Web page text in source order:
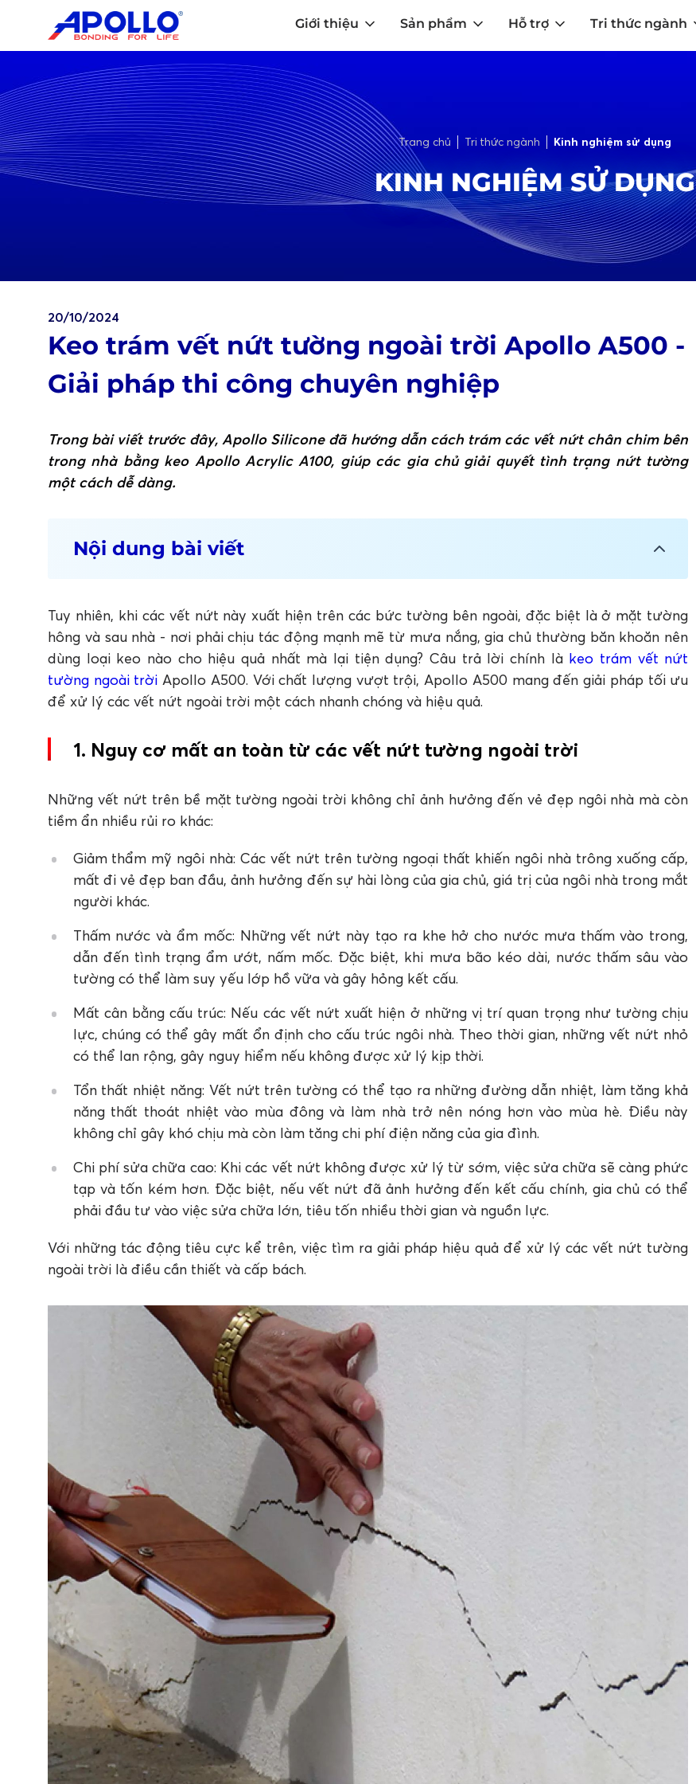
Giới thiệu Sản phẩm Hỗ trợ Tri thức ngành
Trang chủ Tri thức ngành Kinh nghiệm sử dụng
KINH NGHIỆM SỬ DỤNG
20/10/2024
Keo trám vết nứt tường ngoài trời Apollo A500 -
Giải pháp thi công chuyên nghiệp
Trong bài viết trước đây, Apollo Silicone đã hướng dẫn cách trám các vết nứt chân chim bên
trong nhà bằng keo Apollo Acrylic A100, giúp các gia chủ giải quyết tình trạng nứt tường
một cách dễ dàng.
Nội dung bài viết
1. Nguy cơ mất an toàn từ các vết nứt tường ngoài trời
3. Ưu điểm của Apollo A500 trong ứng dụng chống thấm ngoài trời
4. Kết luận
FAQ: Câu hỏi thường gặp về keo trám vết nứt tường ngoài trời
1. Keo trám vết nứt tường ngoài trời có thực sự cần thiết không?
2. Vì sao Apollo A500 được xem là lựa chọn tốt khi xử lý vết nứt tường ngoài trời?
4. Các bước thi công keo trám vết nứt tường ngoài trời bằng Apollo A500 gồm những gì?
5. Keo silicone chịu lực có quan trọng trong xử lý nứt tường không?
Tuy nhiên, khi các vết nứt này xuất hiện trên các bức tường bên ngoài, đặc biệt là ở mặt tường
hông và sau nhà - nơi phải chịu tác động mạnh mẽ từ mưa nắng, gia chủ thường băn khoăn nên
dùng loại keo nào cho hiệu quả nhất mà lại tiện dụng? Câu trả lời chính là keo trám vết nứt
tường ngoài trời Apollo A500. Với chất lượng vượt trội, Apollo A500 mang đến giải pháp tối ưu
để xử lý các vết nứt ngoài trời một cách nhanh chóng và hiệu quả.
1. Nguy cơ mất an toàn từ các vết nứt tường ngoài trời
Những vết nứt trên bề mặt tường ngoài trời không chỉ ảnh hưởng đến vẻ đẹp ngôi nhà mà còn
tiềm ẩn nhiều rủi ro khác:
Giảm thẩm mỹ ngôi nhà: Các vết nứt trên tường ngoại thất khiến ngôi nhà trông xuống cấp,
mất đi vẻ đẹp ban đầu, ảnh hưởng đến sự hài lòng của gia chủ, giá trị của ngôi nhà trong mắt
người khác.
Thấm nước và ẩm mốc: Những vết nứt này tạo ra khe hở cho nước mưa thấm vào trong,
dẫn đến tình trạng ẩm ướt, nấm mốc. Đặc biệt, khi mưa bão kéo dài, nước thấm sâu vào
tường có thể làm suy yếu lớp hồ vữa và gây hỏng kết cấu​.
Mất cân bằng cấu trúc: Nếu các vết nứt xuất hiện ở những vị trí quan trọng như tường chịu
lực, chúng có thể gây mất ổn định cho cấu trúc ngôi nhà. Theo thời gian, những vết nứt nhỏ
có thể lan rộng, gây nguy hiểm nếu không được xử lý kịp thời​.
Tổn thất nhiệt năng: Vết nứt trên tường có thể tạo ra những đường dẫn nhiệt, làm tăng khả
năng thất thoát nhiệt vào mùa đông và làm nhà trở nên nóng hơn vào mùa hè. Điều này
không chỉ gây khó chịu mà còn làm tăng chi phí điện năng của gia đình.
Chi phí sửa chữa cao: Khi các vết nứt không được xử lý từ sớm, việc sửa chữa sẽ càng phức
tạp và tốn kém hơn. Đặc biệt, nếu vết nứt đã ảnh hưởng đến kết cấu chính, gia chủ có thể
phải đầu tư vào việc sửa chữa lớn, tiêu tốn nhiều thời gian và nguồn lực.
Với những tác động tiêu cực kể trên, việc tìm ra giải pháp hiệu quả để xử lý các vết nứt tường
ngoài trời là điều cần thiết và cấp bách.